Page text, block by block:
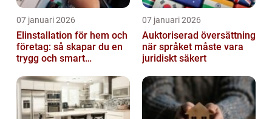
07 januari 2026
Elinstallation för hem och
företag: så skapar du en
trygg och smart
07 januari 2026
Auktoriserad översättning
när språket måste vara
juridiskt säkert